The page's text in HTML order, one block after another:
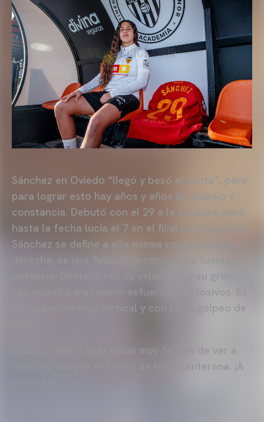
Sánchez en Oviedo “llegó y besó el santo”, pero
para lograr esto hay años y años de trabajo y
constancia. Debutó con el 29 a la espalda, pero
hasta la fecha lucía el 7 en el filial valencianista.
Sánchez se define a ella misma como extremo
capacidad para repetir esfuerzos explosivos. Es
una jugadora muy vertical y con buen golpeo de
Equipo, staff y club están muy felices de ver a
Sánchez cumplir el sueño de toda canterana. ¡A